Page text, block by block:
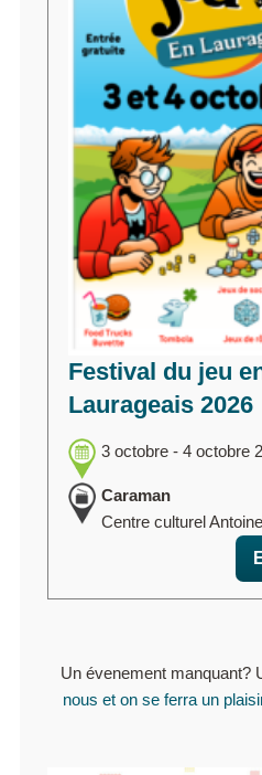
Festival du jeu
Laurageais 2026
3 octobre - 4 octobre
Caraman
Centre culturel
Un évenement manquant?
nous et on se ferra un